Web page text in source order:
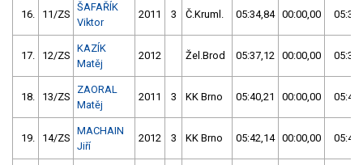
16. 11/ZS
ŠAFAŘÍK
Viktor
2011 3 Č.Kruml. 05:34,84 00:00,00
17. 12/ZS
KAZÍK
Matěj
2012 Žel.Brod 05:37,12 00:00,00
18. 13/ZS
ZAORAL
Matěj
2011 3 KK Brno 05:40,21 00:00,00
19. 14/ZS
MACHAIN
Jiří
2012 3 KK Brno 05:42,14 00:00,00